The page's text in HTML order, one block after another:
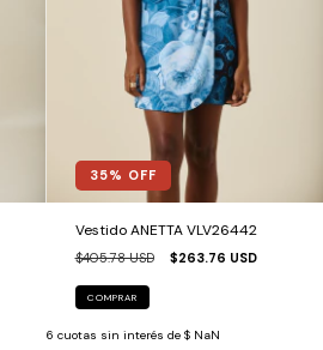
35% OFF
Vestido ANETTA VLV26442
$405.78 USD $263.76 USD
COMPRAR
6 cuotas sin interés de $ NaN